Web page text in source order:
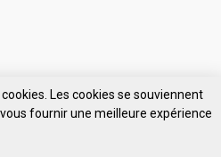
Les cookies se souviennent
fournir une meilleure expérience